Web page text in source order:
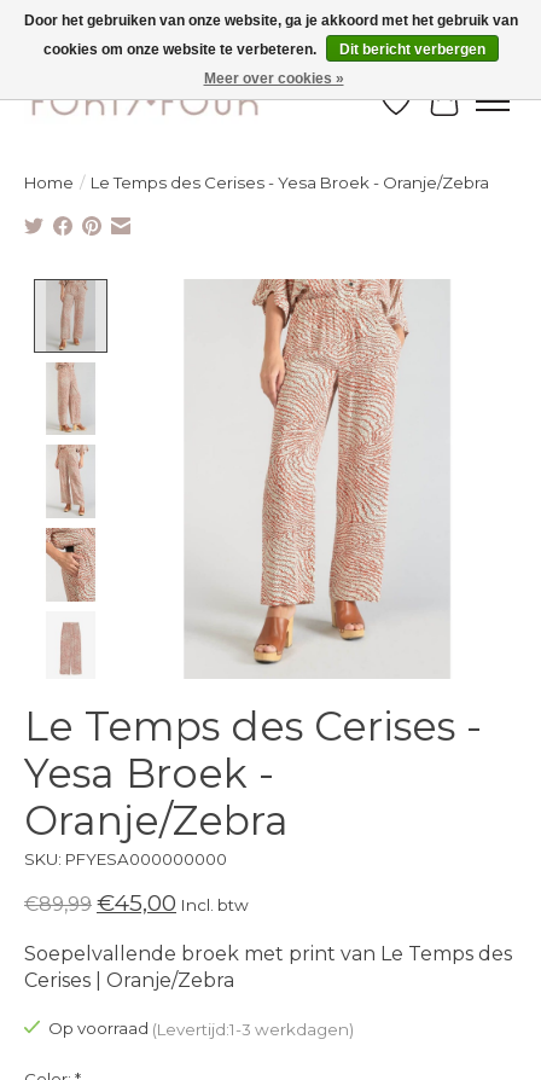
Ontdek de nieuwe najaarscollectie nu in de winkel - selectie online
Verlanglijst
Home / Le Temps des Cerises - Yesa Broek - Oranje/Zebra
Product image slideshow Items
Le Temps des Cerises -
Yesa Broek -
Oranje/Zebra
SKU: PFYESA000000000
€89,99 €45,00 Incl. btw
Soepelvallende broek met print van Le Temps des
Cerises | Oranje/Zebra
Op voorraad (Levertijd:1-3 werkdagen)
Door het gebruiken van onze website, ga je akkoord met het gebruik van
cookies om onze website te verbeteren.
Dit bericht verbergen
Meer over cookies »